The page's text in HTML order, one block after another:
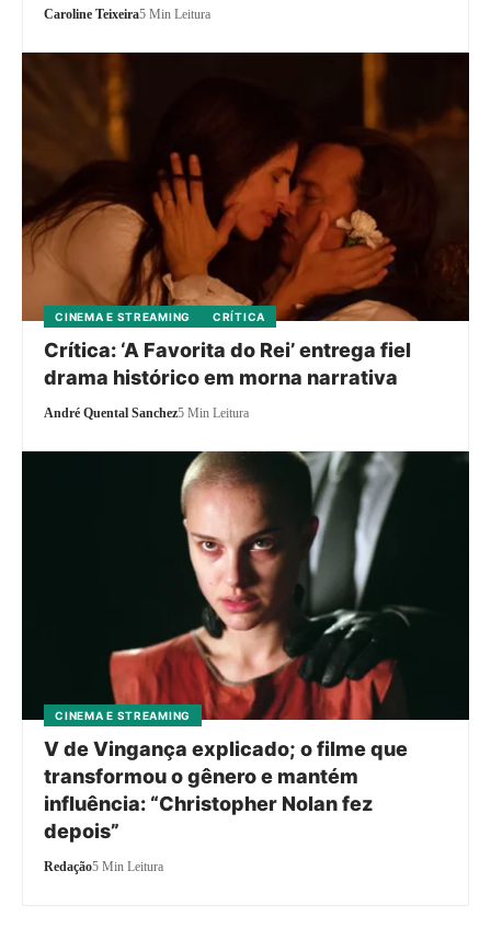
Caroline Teixeira5 Min Leitura
CINEMA E STREAMING CRÍTICA
Crítica: ‘A Favorita do Rei’ entrega fiel
drama histórico em morna narrativa
André Quental Sanchez5 Min Leitura
CINEMA E STREAMING
V de Vingança explicado; o filme que
transformou o gênero e mantém
influência: “Christopher Nolan fez
depois”
Redação5 Min Leitura